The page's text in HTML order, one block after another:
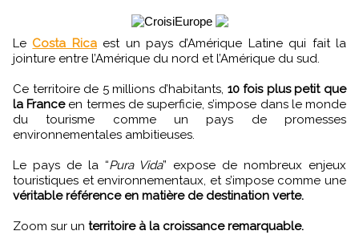
Le Costa Ricaest un pays d’Amérique Latine qui fait la
jointure entre l’Amérique du nord et l’Amérique du sud.
Ce territoire de 5 millions d’habitants, 10 fois plus petit que
la Franceen termes de superficie, s’impose dans le monde
du tourisme comme un pays de promesses
environnementales ambitieuses.
Le pays de la “Pura Vida” expose de nombreux enjeux
touristiques et environnementaux, et s’impose comme une
véritable référence en matière de destination verte.
Zoom sur un territoire à la croissance remarquable.